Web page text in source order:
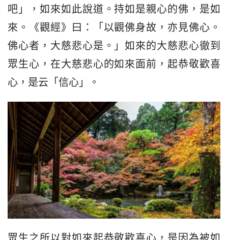
吧」，如來如此說道。持如是親心的佛，是如
來。《觀經》曰：「以觀佛身故，亦見佛心。
佛心者，大慈悲心是。」如來的大慈悲心徹到
眾生心，在大慈悲心的如來面前，起恭敬歡喜
心，是云「信心」。